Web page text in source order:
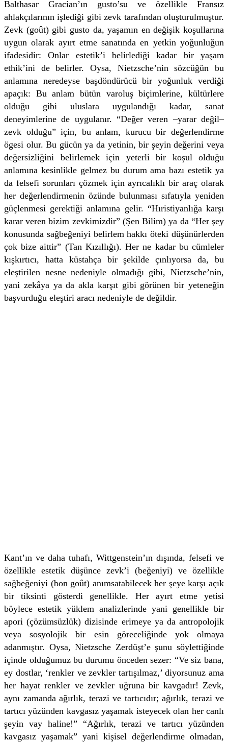
Balthasar Gracian’ın gusto’su ve özellikle Fransız
ahlakçılarının işlediği gibi zevk tarafından oluşturulmuştur.
Zevk (goût) gibi gusto da, yaşamın en değişik koşullarına
uygun olarak ayırt etme sanatında en yetkin yoğunluğun
ifadesidir: Onlar estetik’i belirlediği kadar bir yaşam
ethik’ini de belirler. Oysa, Nietzsche’nin sözcüğün bu
anlamına neredeyse başdöndürücü bir yoğunluk verdiği
apaçık: Bu anlam bütün varoluş biçimlerine, kültürlere
olduğu gibi uluslara uygulandığı kadar, sanat
deneyimlerine de uygulanır. “Değer veren –yarar değil–
zevk olduğu” için, bu anlam, kurucu bir değerlendirme
ögesi olur. Bu gücün ya da yetinin, bir şeyin değerini veya
değersizliğini belirlemek için yeterli bir koşul olduğu
anlamına kesinlikle gelmez bu durum ama bazı estetik ya
da felsefi sorunları çözmek için ayrıcalıklı bir araç olarak
her değerlendirmenin özünde bulunması sıfatıyla yeniden
güçlenmesi gerektiği anlamına gelir. “Hıristiyanlığa karşı
karar veren bizim zevkimizdir” (Şen Bilim) ya da “Her şey
konusunda sağbeğeniyi belirlem hakkı öteki düşünürlerden
çok bize aittir” (Tan Kızıllığı). Her ne kadar bu cümleler
kışkırtıcı, hatta küstahça bir şekilde çınlıyorsa da, bu
eleştirilen nesne nedeniyle olmadığı gibi, Nietzsche’nin,
yani zekâya ya da akla karşıt gibi görünen bir yeteneğin
başvurduğu eleştiri aracı nedeniyle de değildir.
Kant’ın ve daha tuhafı, Wittgenstein’ın dışında, felsefi ve
özellikle estetik düşünce zevk’i (beğeniyi) ve özellikle
sağbeğeniyi (bon goût) anımsatabilecek her şeye karşı açık
bir tiksinti gösterdi genellikle. Her ayırt etme yetisi
böylece estetik yüklem analizlerinde yani genellikle bir
apori (çözümsüzlük) dizisinde erimeye ya da antropolojik
veya sosyolojik bir esin göreceliğinde yok olmaya
adanmıştır. Oysa, Nietzsche Zerdüşt’e şunu söylettiğinde
içinde olduğumuz bu durumu önceden sezer: “Ve siz bana,
ey dostlar, ‘renkler ve zevkler tartışılmaz,’ diyorsunuz ama
her hayat renkler ve zevkler uğruna bir kavgadır! Zevk,
aynı zamanda ağırlık, terazi ve tartıcıdır; ağırlık, terazi ve
tartıcı yüzünden kavgasız yaşamak isteyecek olan her canlı
şeyin vay haline!” “Ağırlık, terazi ve tartıcı yüzünden
kavgasız yaşamak” yani kişisel değerlendirme olmadan,